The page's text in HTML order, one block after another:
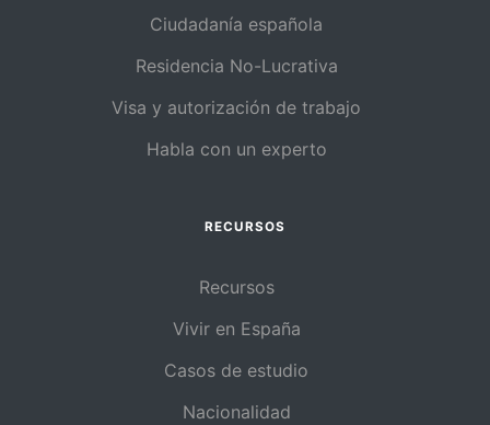
Ciudadanía española
Residencia No-Lucrativa
Visa y autorización de trabajo
Habla con un experto
RECURSOS
Recursos
Vivir en España
Casos de estudio
Nacionalidad